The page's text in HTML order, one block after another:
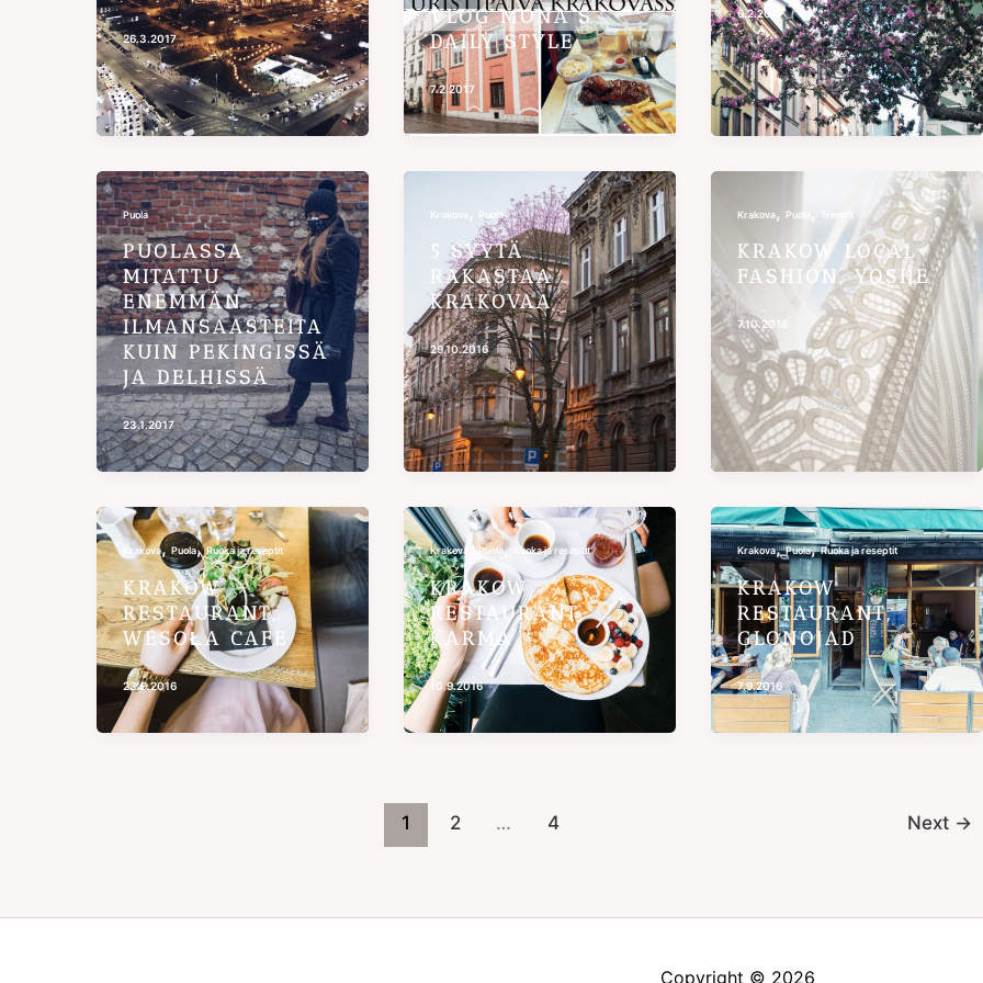
26.3.2017
VLOG MONA’S
DAILY STYLE
7.2.2017
6.2.2017
Puola
PUOLASSA
MITATTU
ENEMMÄN
ILMANSAASTEITA
KUIN PEKINGISSÄ
JA DELHISSÄ
23.1.2017
Krakova Puola
5 SYYTÄ
RAKASTAA
KRAKOVAA
29.10.2016
Krakova, Puola
KRAKOW LOCAL
FASHION, YOSHE
7.10.2016
Krakova,Puola,Ruoka ja reseptit
KRAKOW
RESTAURANT,
WESOŁA CAFE
23.9.2016
Krakova ,Puola, Ruoka ja reseptit
KRAKOW
RESTAURANT,
KARMA
10.9.2016
Krakova,Puola,Ruoka ja reseptit
KRAKOW
RESTAURANT,
GLONOJAD
7.9.2016
1 2 … 4 Next →
Copyright © 2026